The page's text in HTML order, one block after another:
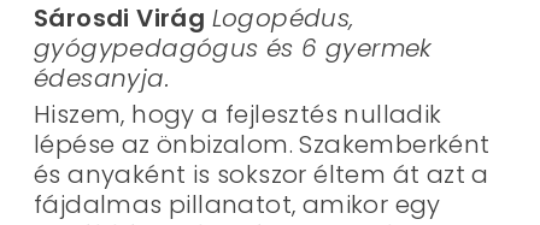
Sárosdi Virág Logopédus,
gyógypedagógus és 6 gyermek
édesanyja.
Hiszem, hogy a fejlesztés nulladik
lépése az önbizalom. Szakemberként
és anyaként is sokszor éltem át azt a
fájdalmas pillanatot, amikor egy